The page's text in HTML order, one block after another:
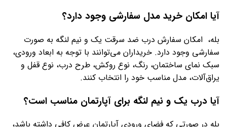
آیا امکان خرید مدل سفارشی وجود دارد؟
بله، امکان سفارش درب ضد سرقت یک و نیم لنگه به صورت
سفارشی وجود دارد. خریداران می‌توانند با توجه به ابعاد ورودی،
سبک نمای ساختمان، رنگ، نوع روکش، طرح درب، نوع قفل و
یراق‌آلات، مدل مناسب خود را انتخاب کنند.
آیا درب یک و نیم لنگه برای آپارتمان مناسب است؟
بله در صورتی که فضای ورودی آپارتمان عرض کافی داشته باشد،